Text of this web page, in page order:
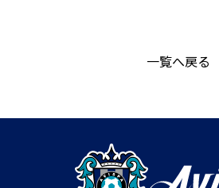
一覧へ戻る